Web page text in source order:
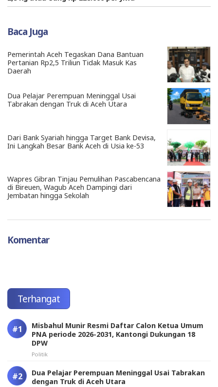
Baca Juga
Pemerintah Aceh Tegaskan Dana Bantuan
Pertanian Rp2,5 Triliun Tidak Masuk Kas
Daerah
Dua Pelajar Perempuan Meninggal Usai
Tabrakan dengan Truk di Aceh Utara
Dari Bank Syariah hingga Target Bank Devisa,
Ini Langkah Besar Bank Aceh di Usia ke-53
Wapres Gibran Tinjau Pemulihan Pascabencana
di Bireuen, Wagub Aceh Dampingi dari
Jembatan hingga Sekolah
Komentar
Terhangat
Misbahul Munir Resmi Daftar Calon Ketua Umum
PNA periode 2026-2031, Kantongi Dukungan 18
DPW
Politik
Dua Pelajar Perempuan Meninggal Usai Tabrakan
dengan Truk di Aceh Utara